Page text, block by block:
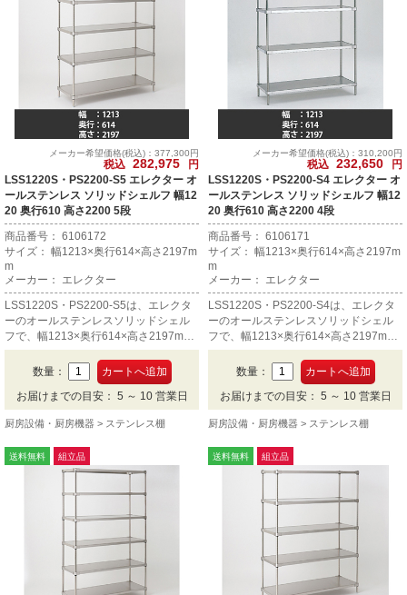
メーカー希望価格(税込)：377,300円
税込 282,975
円
LSS1220S・PS2200-S5 エレクター オ
ールステンレス ソリッドシェルフ 幅12
20 奥行610 高さ2200 5段
商品番号： 6106172
サイズ： 幅1213×奥行614×高さ2197m
m
メーカー： エレクター
LSS1220S・PS2200-S5は、エレクタ
ーのオールステンレスソリッドシェル
フで、幅1213×奥行614×高さ2197mm
の5段です。
数量：
お届けまでの目安： 5 ～ 10 営業日
厨房設備・厨房機器 ステンレス棚
メーカー希望価格(税込)：310,200円
税込 232,650
円
LSS1220S・PS2200-S4 エレクター オ
ールステンレス ソリッドシェルフ 幅12
20 奥行610 高さ2200 4段
商品番号： 6106171
サイズ： 幅1213×奥行614×高さ2197m
m
メーカー： エレクター
LSS1220S・PS2200-S4は、エレクタ
ーのオールステンレスソリッドシェル
フで、幅1213×奥行614×高さ2197mm
の4段です。
数量：
お届けまでの目安： 5 ～ 10 営業日
厨房設備・厨房機器 ステンレス棚
送料無料 組立品 送料無料 組立品